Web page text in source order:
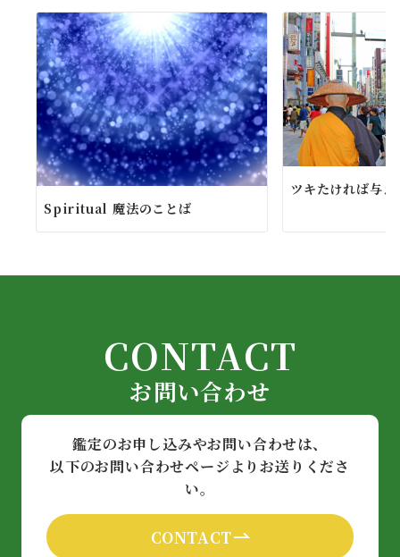
Spiritual 魔法のことば
ツキたければ与え
CONTACT
お問い合わせ
鑑定のお申し込みやお問い合わせは、
以下のお問い合わせページよりお送りくださ
い。
CONTACT